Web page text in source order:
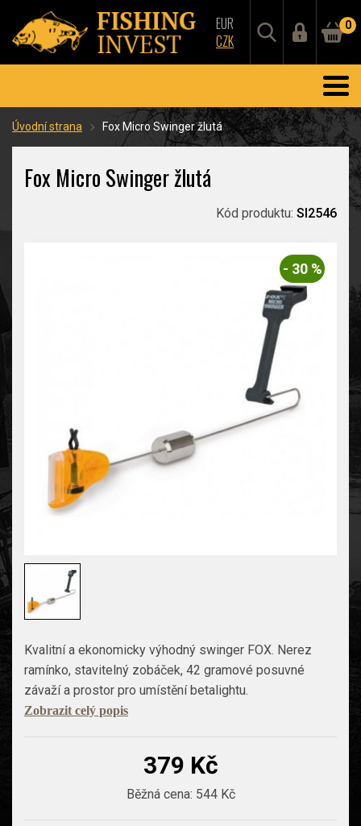
EUR
CZK
0
Úvodní strana Fox Micro Swinger žlutá
Fox Micro Swinger žlutá
Kód produktu: SI2546
- 30 %
Kvalitní a ekonomicky výhodný swinger FOX. Nerez
ramínko, stavitelný zobáček, 42 gramové posuvné
závaží a prostor pro umístění betalightu.
Zobrazit celý popis
379 Kč
Běžná cena: 544 Kč